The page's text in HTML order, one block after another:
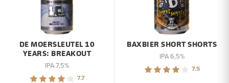
DE MOERSLEUTEL 10
YEARS: BREAKOUT
IPA 7,5%
7.7
BAXBIER SHORT SHORTS
IPA 6,5%
7.5